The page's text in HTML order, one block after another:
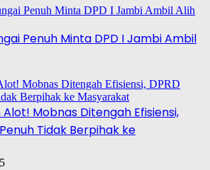
Penuh Minta DPD I Jambi Ambil
Mobnas Ditengah Efisiensi,
Tidak Berpihak ke